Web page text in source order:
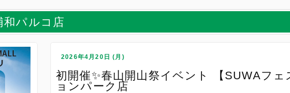
和パルコ店
2026年4月20日 (月)
初開催✨春山開山祭イベント 【SUWAフ
ョンパーク店